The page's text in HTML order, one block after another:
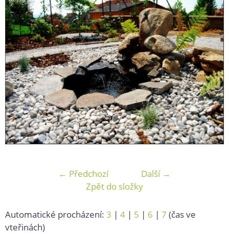
← Předchozí
Další →
Zpět do složky
Automatické procházení: 3 | 4 | 5 | 6 | 7 (čas ve
vteřinách)